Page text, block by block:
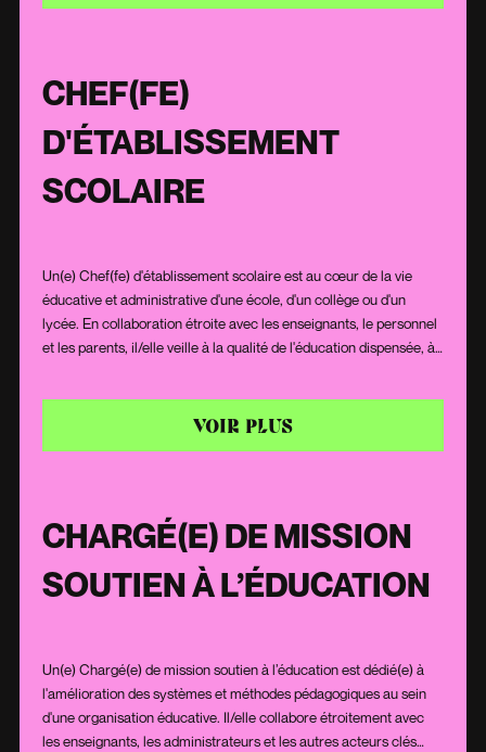
CHEF(FE)
D'ÉTABLISSEMENT
SCOLAIRE
Un(e) Chef(fe) d'établissement scolaire est au cœur de la vie
éducative et administrative d'une école, d'un collège ou d'un
lycée. En collaboration étroite avec les enseignants, le personnel
et les parents, il/elle veille à la qualité de l'éducation dispensée, à
Leader visionnaire et manager efficace, il/elle est responsable de
la mise en œuvre des politiques éducatives, tout en s'assurant de
VOIR PLUS
CHARGÉ(E) DE MISSION
SOUTIEN À L’ÉDUCATION
Un(e) Chargé(e) de mission soutien à l’éducation est dédié(e) à
l'amélioration des systèmes et méthodes pédagogiques au sein
d'une organisation éducative. Il/elle collabore étroitement avec
les enseignants, les administrateurs et les autres acteurs clés